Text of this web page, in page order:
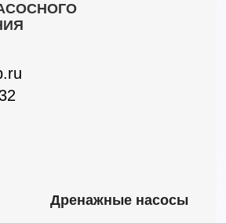
Дренажные насосы